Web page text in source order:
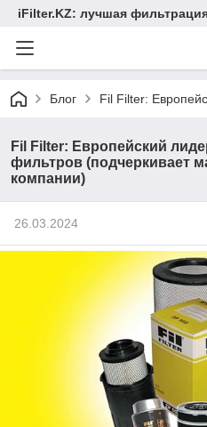
iFilter.KZ: лучшая
Блог Fil Filter:
Fil Filter: Европейский
фильтров (подчеркивает
компании)
26.03.2024